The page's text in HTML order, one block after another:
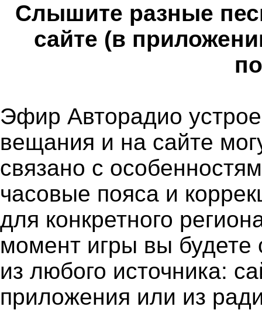
Слышите разные
сайте (в
Эфир Авторадио
вещания и на сайте
связано с
часовые пояса и
для конкретного
момент игры вы
из любого источника:
приложения или из